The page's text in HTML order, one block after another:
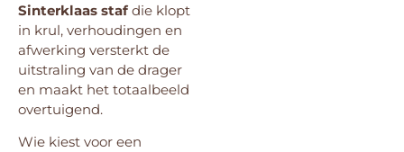
Sinterklaas staf die klopt
in krul, verhoudingen en
afwerking versterkt de
uitstraling van de drager
en maakt het totaalbeeld
overtuigend.
Wie kiest voor een